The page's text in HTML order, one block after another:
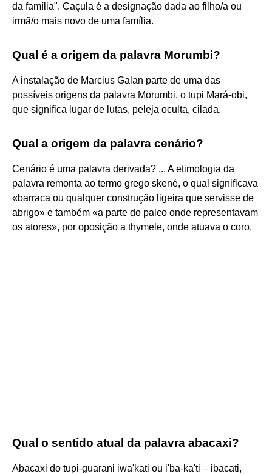
da família". Caçula é a designação dada ao filho/a ou
irmã/o mais novo de uma família.
Qual é a origem da palavra Morumbi?
A instalação de Marcius Galan parte de uma das
possíveis origens da palavra Morumbi, o tupi Mará-obi,
que significa lugar de lutas, peleja oculta, cilada.
Qual a origem da palavra cenário?
Cenário é uma palavra derivada? ... A etimologia da
palavra remonta ao termo grego skené, o qual significava
«barraca ou qualquer construção ligeira que servisse de
abrigo» e também «a parte do palco onde representavam
os atores», por oposição a thymele, onde atuava o coro.
Qual o sentido atual da palavra abacaxi?
Abacaxi do tupi-guarani iwa'kati ou i'ba-ka'ti – ibacati,